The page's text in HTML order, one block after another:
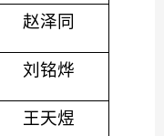
赵泽同
刘铭烨
王天煜